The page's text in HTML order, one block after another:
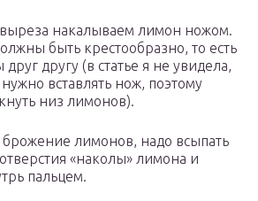
выреза накалываем лимон ножом.
быть крестообразно, то есть
другу (в статье я не увидела,
вставлять нож, поэтому
низ лимонов).
брожение лимонов, надо всыпать
«наколы» лимона и
пальцем.